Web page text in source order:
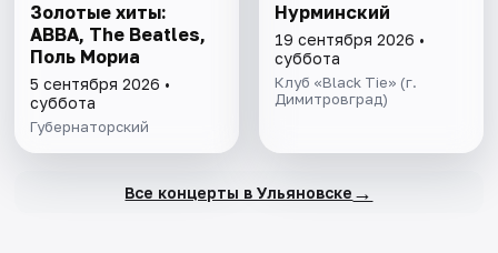
Золотые хиты:
ABBA, The Beatles,
Поль Мориа
5 сентября 2026 •
суббота
Губернаторский
Нурминский
19 сентября 2026 •
суббота
Клуб «Black Tie» (г.
Димитровград)
Все концерты в Ульяновске →